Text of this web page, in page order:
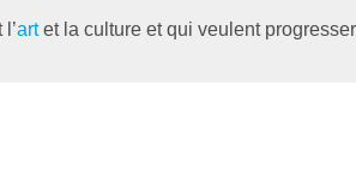
artet la culture et qui veulent